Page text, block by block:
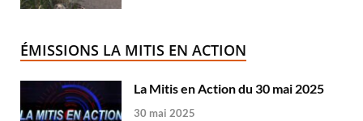
ÉMISSIONS LA MITIS EN ACTION
La Mitis en Action du 30 mai 2025
30 mai 2025